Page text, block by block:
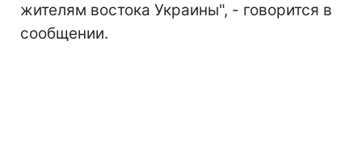
жителям востока Украины", - говорится в
сообщении.